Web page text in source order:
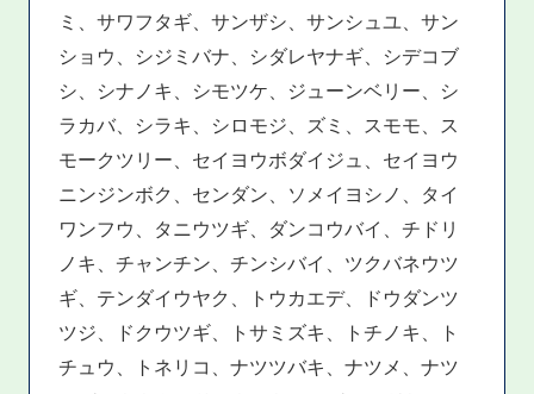
ミ、サワフタギ、サンザシ、サンシュユ、サン
ショウ、シジミバナ、シダレヤナギ、シデコブ
シ、シナノキ、シモツケ、ジューンベリー、シ
ラカバ、シラキ、シロモジ、ズミ、スモモ、ス
モークツリー、セイヨウボダイジュ、セイヨウ
ニンジンボク、センダン、ソメイヨシノ、タイ
ワンフウ、タニウツギ、ダンコウバイ、チドリ
ノキ、チャンチン、チンシバイ、ツクバネウツ
ギ、テンダイウヤク、トウカエデ、ドウダンツ
ツジ、ドクウツギ、トサミズキ、トチノキ、ト
チュウ、トネリコ、ナツツバキ、ナツメ、ナツ